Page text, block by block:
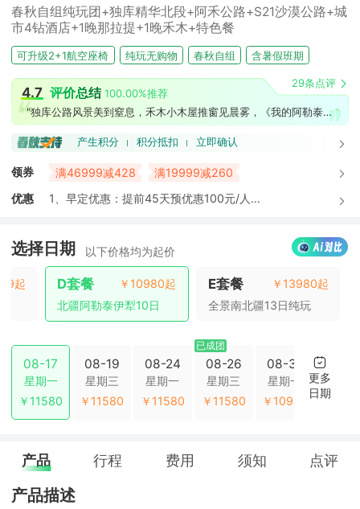
春秋自组纯玩团+独库精华北段+阿禾公路+S21沙漠公路+城
市4钻酒店+1晚那拉提+1晚禾木+特色餐
可升级2+1航空座椅 纯玩无购物 春秋自组 含暑假班期
尾单捡漏
4.7 评价总结 100.00%推荐
29条点评
" "独库公路风景美到窒息，禾木小木屋推窗见晨雾，《我的阿勒泰》既视感拉满，全程纯玩无购物超省心" "
产生积分 积分抵扣 立即确认
领券 满46999减428
满19999减260
优惠
1、早定优惠：提前45天预优惠100元/人
选择日期 以下价格均为起价
起
D套餐
￥10980起
北疆阿勒泰伊犁10日
E套餐
￥13980起
全景南北疆13日纯玩
08-17
星期一
￥11580
08-19
星期三
￥11580
08-24
星期一
￥11580
08-26
星期三
￥11580
已成团
08-31
星期一
￥10980
星期
￥
更多
日期
产品 行程 费用 须知 点评
产品描述